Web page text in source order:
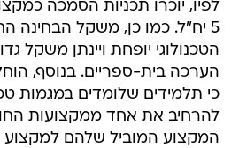
לפיו, יוכרו תכניות הסמכה
5 יח"ל. כמו כן, משקל הבחינה
הטכנולוגי יופחת ויינתן משקל
הערכה בית-ספריים. בנוסף,
כי תלמידים שלומדים במגמות
להרחיב את אחד ממקצועות
המקצוע המוביל שלהם למקצוע